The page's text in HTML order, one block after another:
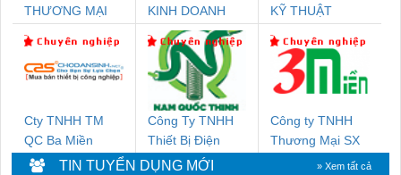
THƯƠNG MẠI
THUẬT ĐIỆN CƠ
GIA HƯNG PHÁT
KINH DOANH
DỊCH VỤ XNK
PHƯƠNG NAM
KỸ THUẬT
NAM
Cty TNHH TM
QC Ba Miền
Công Ty TNHH
Thiết Bị Điện
Nam Quốc Thịnh
Công ty TNHH
Thương Mại SX
TIN TUYỂN DỤNG MỚI » Xem tất cả